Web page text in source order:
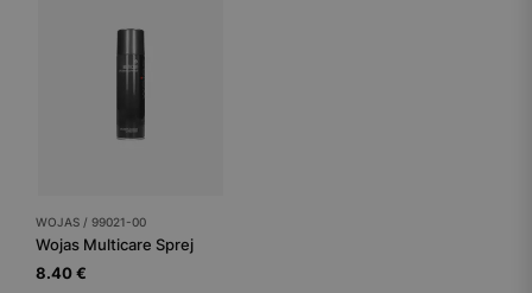
WOJAS / 99021-00
Wojas Multicare Sprej
8.40 €